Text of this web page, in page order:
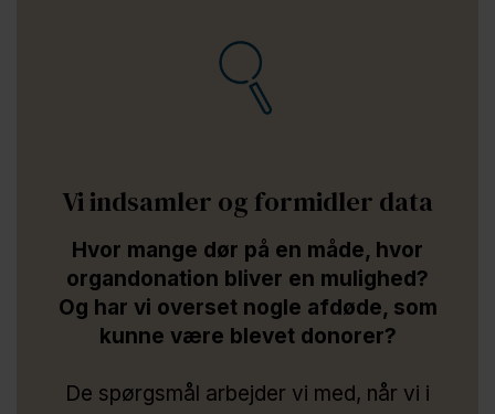
Vi indsamler og formidler data
Hvor mange dør på en måde, hvor
organdonation bliver en mulighed?
Og har vi overset nogle afdøde, som
kunne være blevet donorer?
De spørgsmål arbejder vi med, når vi i